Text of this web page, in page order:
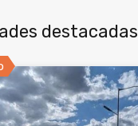
destacadas